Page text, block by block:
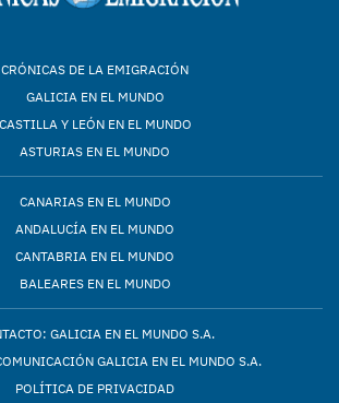
CRÓNICAS DE LA EMIGRACIÓN
GALICIA EN EL MUNDO
CASTILLA Y LEÓN EN EL MUNDO
ASTURIAS EN EL MUNDO
CANARIAS EN EL MUNDO
ANDALUCÍA EN EL MUNDO
CANTABRIA EN EL MUNDO
BALEARES EN EL MUNDO
GALICIA EN EL MUNDO S.A.
GALICIA EN EL MUNDO S.A.
POLÍTICA DE PRIVACIDAD